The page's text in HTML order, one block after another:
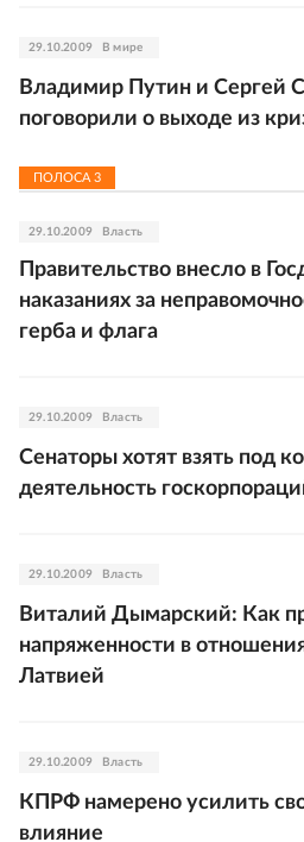
29.10.2009 В мире
Владимир Путин и Сергей
поговорили о выходе из
ПОЛОСА 3
29.10.2009 Власть
Правительство внесло в
наказаниях за
герба и флага
29.10.2009 Власть
Сенаторы хотят взять под
деятельность
29.10.2009 Власть
Виталий Дымарский: Как
напряженности в
Латвией
29.10.2009 Власть
КПРФ намерено усилить
влияние